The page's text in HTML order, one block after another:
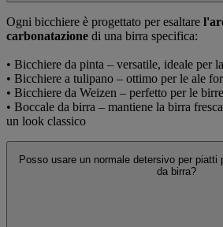
Ogni bicchiere è progettato per esaltare
carbonatazione di una birra specifica:
• Bicchiere da pinta – versatile, ideale per
• Bicchiere a tulipano – ottimo per le ale
• Bicchiere da Weizen – perfetto per le
• Boccale da birra – mantiene la birra
un look classico
Posso usare un normale detersivo per piatti
da birra?